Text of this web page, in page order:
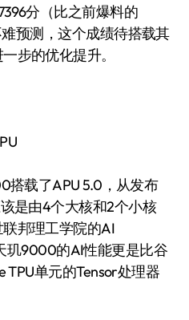
分（比之前爆料的
预测，这个成绩待搭载其
步的优化提升。
载了APU 5.0，从发布
是由4个大核和2个小核
邦理工学院的AI
玑9000的AI性能更是比谷
TPU单元的Tensor处理器